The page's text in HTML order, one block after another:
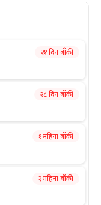
२१ दिन बाँकी
२८ दिन बाँकी
१ महिना बाँकी
२ महिना बाँकी